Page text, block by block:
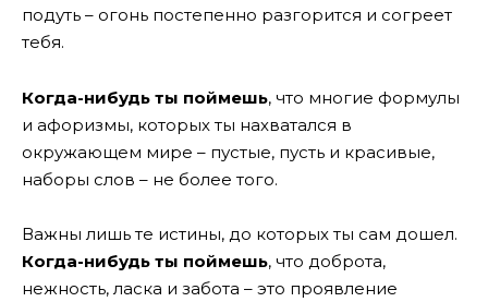
подуть – огонь постепенно разгорится и согреет
тебя.
Когда-нибудь ты поймешь, что многие формулы
и афоризмы, которых ты нахватался в
окружающем мире – пустые, пусть и красивые,
наборы слов – не более того.
Важны лишь те истины, до которых ты сам дошел.
Когда-нибудь ты поймешь, что доброта,
нежность, ласка и забота – это проявление